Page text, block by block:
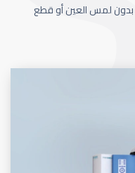
بدون لمس العين أو قطع